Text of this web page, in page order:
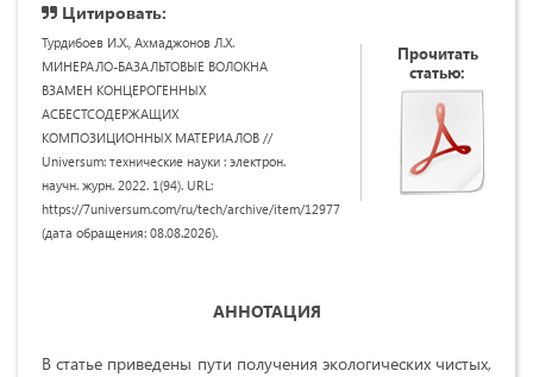
Цитировать:
Турдибоев И.Х., Ахмаджонов Л.Х.
МИНЕРАЛО-БАЗАЛЬТОВЫЕ ВОЛОКНА
ВЗАМЕН КОНЦЕРОГЕННЫХ
АСБЕСТСОДЕРЖАЩИХ
КОМПОЗИЦИОННЫХ МАТЕРИАЛОВ //
Universum: технические науки : электрон.
научн. журн. 2022. 1(94). URL:
https://7universum.com/ru/tech/archive/item/12977
(дата обращения: 08.08.2026).
Прочитать
статью:
АННОТАЦИЯ
В статье приведены пути получения экологических чистых,